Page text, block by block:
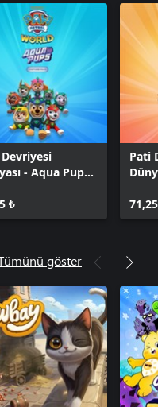
- Aqua Pups -
₺
Pati
Pack
göster